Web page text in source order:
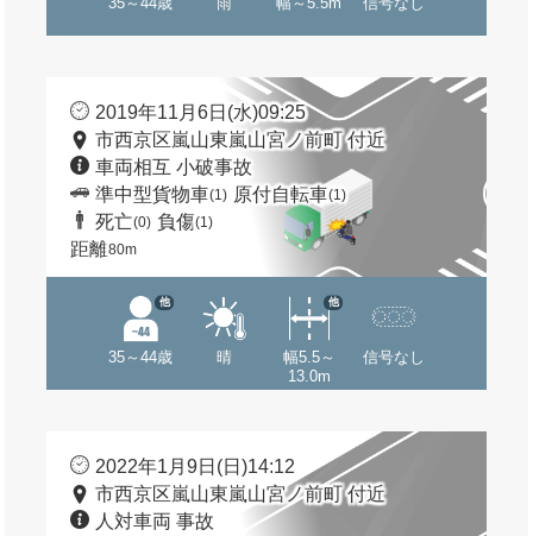
2019年11月6日(水)09:25
市西京区嵐山東嵐山宮ノ前町 付近
車両相互 小破事故
準中型貨物車(1) 原付自転車(1)
死亡(0) 負傷(1)
距離80m
35～44歳
他
晴
幅5.5～
13.0m
他
信号なし
2022年1月9日(日)14:12
市西京区嵐山東嵐山宮ノ前町 付近
人対車両 事故